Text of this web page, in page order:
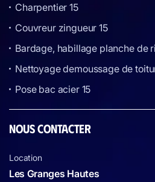
Charpentier 15
Couvreur zingueur 15
Bardage, habillage planche de
Nettoyage demoussage de
Pose bac acier 15
NOUS CONTACTER
Location
Les Granges Hautes